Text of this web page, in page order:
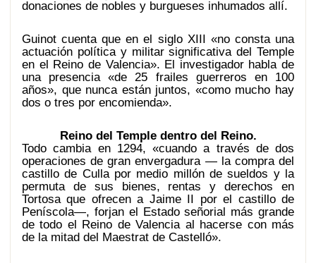
donaciones de nobles y burgueses inhumados allí.
Guinot cuenta que en el siglo XIII «no consta una
actuación política y militar significativa del Temple
en el Reino de Valencia». El investigador habla de
una presencia «de 25 frailes guerreros en 100
años», que nunca están juntos, «como mucho hay
dos o tres por encomienda».
Reino del Temple dentro del Reino.
Todo cambia en 1294, «cuando a través de dos
operaciones de gran envergadura — la compra del
castillo de Culla por medio millón de sueldos y la
permuta de sus bienes, rentas y derechos en
Tortosa que ofrecen a Jaime II por el castillo de
Peníscola—, forjan el Estado señorial más grande
de todo el Reino de Valencia al hacerse con más
de la mitad del Maestrat de Castelló».